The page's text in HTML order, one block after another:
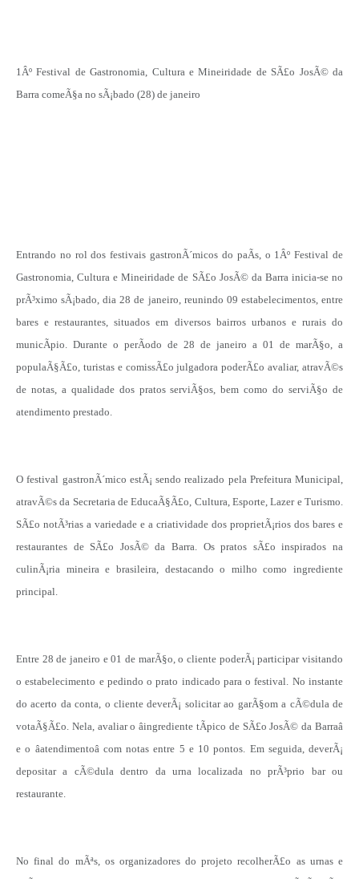
1Âº Festival de Gastronomia, Cultura e Mineiridade de SÃ£o JosÃ© da
Barra comeÃ§a no sÃ¡bado (28) de janeiro
Entrando no rol dos festivais gastronÃ´micos do paÃ­s, o 1Âº Festival de
Gastronomia, Cultura e Mineiridade de SÃ£o JosÃ© da Barra inicia-se no
prÃ³ximo sÃ¡bado, dia 28 de janeiro, reunindo 09 estabelecimentos, entre
bares e restaurantes, situados em diversos bairros urbanos e rurais do
municÃ­pio. Durante o perÃ­odo de 28 de janeiro a 01 de marÃ§o, a
populaÃ§Ã£o, turistas e comissÃ£o julgadora poderÃ£o avaliar, atravÃ©s
de notas, a qualidade dos pratos serviÃ§os, bem como do serviÃ§o de
atendimento prestado.
O festival gastronÃ´mico estÃ¡ sendo realizado pela Prefeitura Municipal,
atravÃ©s da Secretaria de EducaÃ§Ã£o, Cultura, Esporte, Lazer e Turismo.
SÃ£o notÃ³rias a variedade e a criatividade dos proprietÃ¡rios dos bares e
restaurantes de SÃ£o JosÃ© da Barra. Os pratos sÃ£o inspirados na
culinÃ¡ria mineira e brasileira, destacando o milho como ingrediente
principal.
Entre 28 de janeiro e 01 de marÃ§o, o cliente poderÃ¡ participar visitando
o estabelecimento e pedindo o prato indicado para o festival. No instante
do acerto da conta, o cliente deverÃ¡ solicitar ao garÃ§om a cÃ©dula de
votaÃ§Ã£o. Nela, avaliar o âingrediente tÃ­pico de SÃ£o JosÃ© da Barraâ
e o âatendimentoâ com notas entre 5 e 10 pontos. Em seguida, deverÃ¡
depositar a cÃ©dula dentro da urna localizada no prÃ³prio bar ou
restaurante.
No final do mÃªs, os organizadores do projeto recolherÃ£o as urnas e